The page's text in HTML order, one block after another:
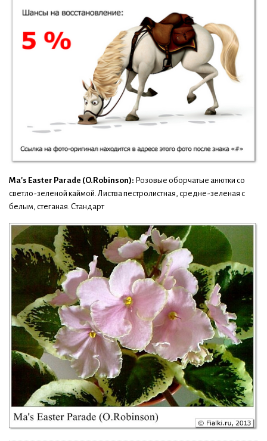
Ma's Easter Parade (O.Robinson): Розовые оборчатые анютки со
светло-зеленой каймой. Листва пестролистная, средне-зеленая с
белым, стеганая. Стандарт